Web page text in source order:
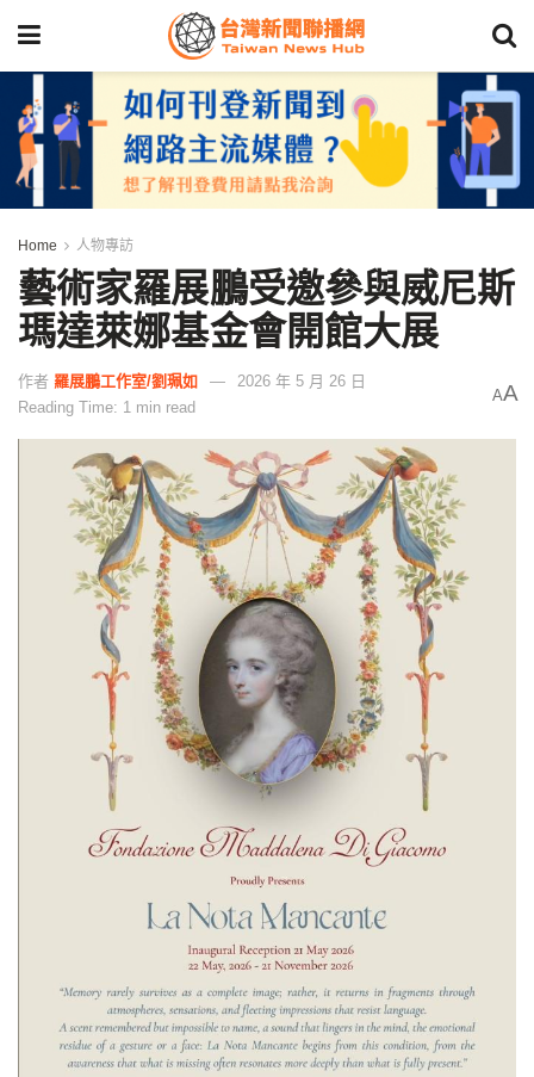
Home 人物專訪
藝術家羅展鵬受邀參與威尼斯
瑪達萊娜基金會開館大展
作者 羅展鵬工作室/劉珮如
2026 年 5 月 26 日
Reading Time: 1 min read
AA